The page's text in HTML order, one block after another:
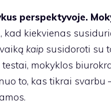
perspektyvoje.
kad kiekvienas
kaip susidoroti su
testai, mokyklos
to, kas tikrai svarbu